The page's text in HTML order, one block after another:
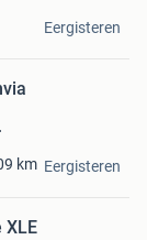
Eergisteren
km Eergisteren
XLE